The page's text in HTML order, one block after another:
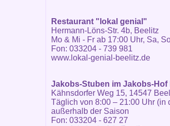
Restaurant "lokal genial"
Hermann-Löns-Str. 4b, Beelitz
Mo & Mi - Fr ab 17:00 Uhr, Sa,
Fon: 033204 - 739 981
www.lokal-genial-beelitz.de
Jakobs-Stuben im Jakobs-Hof
Kähnsdorfer Weg 15, 14547
Täglich von 8:00 – 21:00 Uhr (in
außerhalb der Saison
Fon: 033204 - 627 27